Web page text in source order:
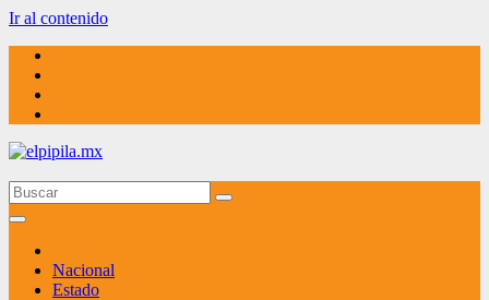
Ir al contenido
elpipila.mx
El pipila mx
Nacional
Estado